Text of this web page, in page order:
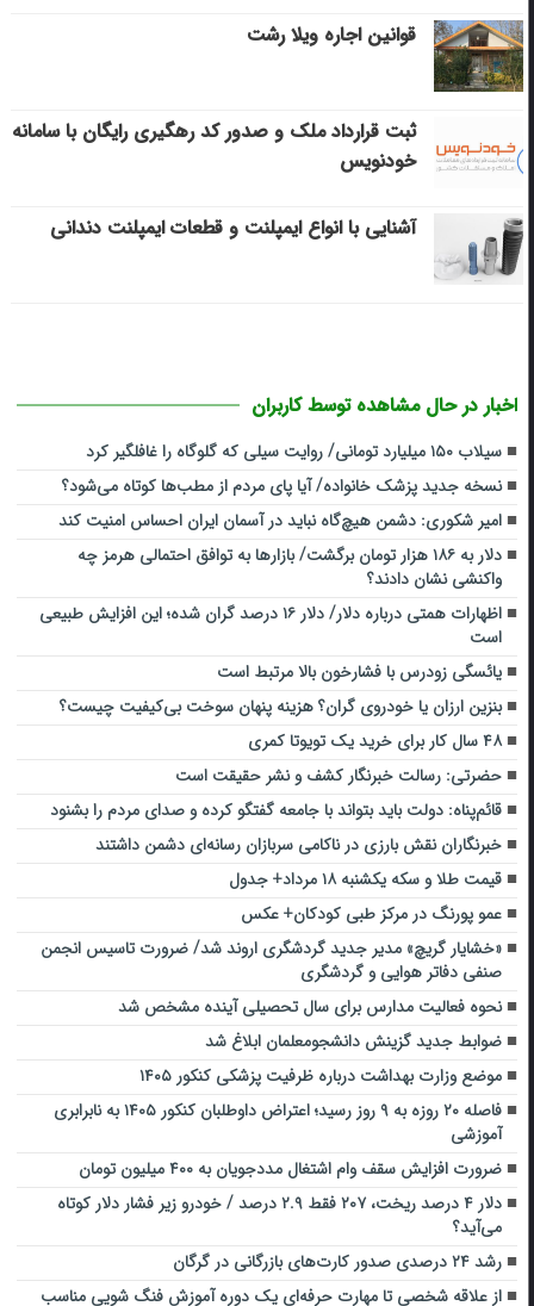
قوانین اجاره ویلا رشت
ثبت قرارداد ملک و صدور کد رهگیری رایگان با سامانه
خودنویس
آشنایی با انواع ایمپلنت و قطعات ایمپلنت دندانی
اخبار در حال مشاهده توسط کاربران
سیلاب ۱۵۰ میلیارد تومانی/ روایت سیلی که گلوگاه را غافلگیر کرد
نسخه جدید پزشک خانواده/ آیا پای مردم از مطب‌ها‌ کوتاه می‌شود؟
امیر شکوری: دشمن هیچ‌گاه نباید در آسمان ایران احساس امنیت کند
دلار به ۱۸۶ هزار تومان برگشت/ بازارها به توافق احتمالی هرمز چه
واکنشی نشان دادند؟
اظهارات همتی درباره دلار/ دلار ۱۶ درصد گران شده؛ این افزایش طبیعی
است
یائسگی زودرس با فشارخون بالا مرتبط است
بنزین ارزان یا خودروی گران؟ هزینه پنهان سوخت بی‌کیفیت چیست؟
۴۸ سال کار برای خرید یک تویوتا کمری
حضرتی: رسالت خبرنگار کشف و نشر حقیقت است
قائم‌پناه: دولت باید بتواند با جامعه گفتگو کرده و صدای مردم را بشنود
خبرنگاران نقش بارزی در ناکامی سربازان رسانه‌ای دشمن داشتند
قیمت طلا و سکه یکشنبه ۱۸ مرداد+ جدول
عمو پورنگ در مرکز طبی کودکان+ عکس
«خشایار گریچ» مدیر جدید گردشگری اروند شد/ ضرورت تاسیس انجمن
صنفی دفاتر هوایی و گردشگری
نحوه فعالیت مدارس برای سال تحصیلی آینده مشخص شد
ضوابط جدید گزینش دانشجومعلمان ابلاغ شد
موضع وزارت بهداشت درباره ظرفیت پزشکی کنکور ۱۴۰۵
فاصله ۲۰ روزه به ۹ روز رسید؛ اعتراض داوطلبان کنکور ۱۴۰۵ به نابرابری
آموزشی
ضرورت افزایش سقف وام اشتغال مددجویان به ۴۰۰ میلیون تومان
دلار ۴ درصد ریخت، ۲۰۷ فقط ۲.۹ درصد / خودرو زیر فشار دلار کوتاه
می‌آید؟
رشد ۲۴ درصدی صدور کارت‌های بازرگانی در گرگان
از علاقه شخصی تا مهارت حرفه‌ای یک دوره آموزش فنگ شویی مناسب